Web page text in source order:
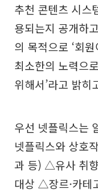
추천 콘텐츠 시스
용되는지 공개하
의 목적으로 ‘회
최소한의 노력으
위해서’라고 밝히
우선 넷플릭스는
넷플릭스와 상호
과 등) △유사 취
대상 △장르·카테